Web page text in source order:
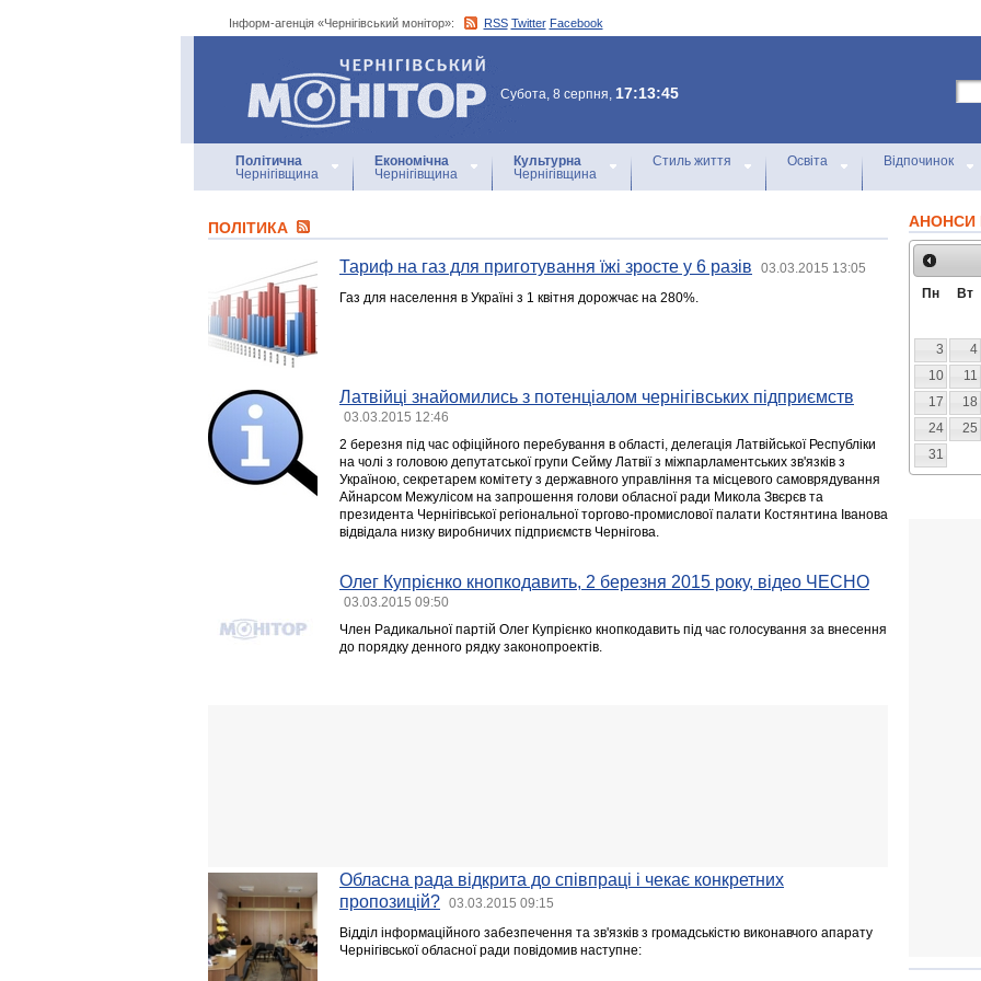
Інформ-агенція «Чернігівський монітор»: RSS Twitter Facebook
Інформ-агенція
«Чернігівський монітор»
Субота, 8 серпня, 17:13:45
Політична
Чернігівщина
Економічна
Чернігівщина
Культурна
Чернігівщина
Стиль життя Освіта Відпочинок
ПОЛІТИКА
Тариф на газ для приготування їжі зросте у 6 разів 03.03.2015 13:05
Газ для населення в Україні з 1 квітня дорожчає на 280%.
Латвійці знайомились з потенціалом чернігівських підприємств
03.03.2015 12:46
2 березня під час офіційного перебування в області, делегація Латвійської Республіки
на чолі з головою депутатської групи Сейму Латвії з міжпарламентських зв'язків з
Україною, секретарем комітету з державного управління та місцевого самоврядування
Айнарсом Межулісом на запрошення голови обласної ради Микола Звєрєв та
президента Чернігівської регіональної торгово-промислової палати Костянтина Іванова
відвідала низку виробничих підприємств Чернігова.
Олег Купрієнко кнопкодавить, 2 березня 2015 року, відео ЧЕСНО
03.03.2015 09:50
Член Радикальної партій Олег Купрієнко кнопкодавить під час голосування за внесення
до порядку денного рядку законопроектів.
Обласна рада відкрита до співпраці і чекає конкретних
пропозицій?
03.03.2015 09:15
Відділ інформаційного забезпечення та зв'язків з громадськістю виконавчого апарату
Чернігівської обласної ради повідомив наступне:
АНОНСИ
Пн Вт
3
4
10
11
17
18
24
25
31